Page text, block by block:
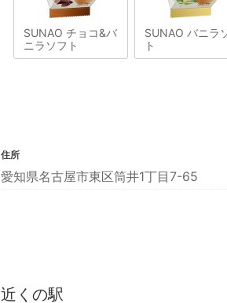
SUNAO チョコ&バ
ニラソフト
SUNAO バニラ
ト
住所
愛知県名古屋市東区筒井1丁目7-65
近くの駅